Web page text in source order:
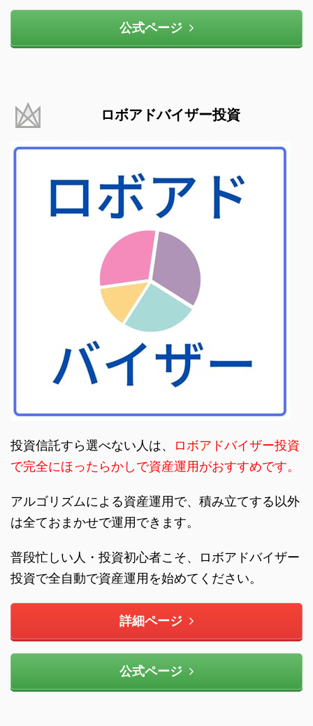
公式ページ
ロボアドバイザー投資
投資信託すら選べない人は、
ロボアドバイザー投資
で完全にほったらかしで資産運用がおすすめです。
アルゴリズムによる資産運用で、積み立てする以外
は全ておまかせで運用できます。
普段忙しい人・投資初心者こそ、ロボアドバイザー
投資で全自動で資産運用を始めてください。
詳細ページ
公式ページ